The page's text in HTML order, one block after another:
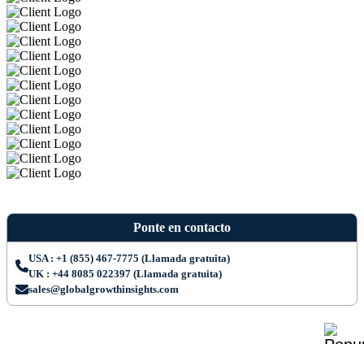
Ponte en contacto
USA : +1 (855) 467-7775 (Llamada gratuita)
UK : +44 8085 022397 (Llamada gratuita)
sales@globalgrowthinsights.com